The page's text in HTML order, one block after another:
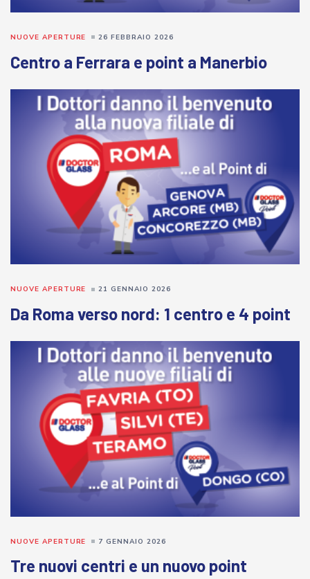
Centro a Ferrara e point a Manerbio
NUOVE APERTURE 26 FEBBRAIO 2026
Da Roma verso nord: 1 centro e 4 point
NUOVE APERTURE 21 GENNAIO 2026
Tre nuovi centri e un nuovo point
NUOVE APERTURE 7 GENNAIO 2026